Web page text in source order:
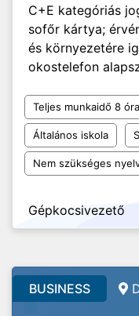
C+E kategóriás
sofőr kártya;
és környezetére
okostelefon
Teljes munkaidő 8 óra
Általános iskola
Nem szükséges
Gépkocsivezető
BUSINESS